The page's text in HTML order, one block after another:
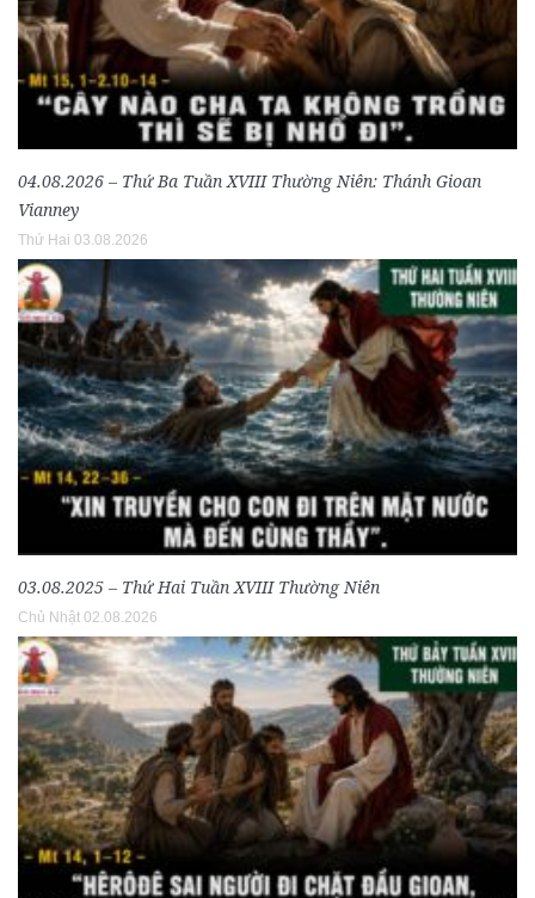
04.08.2026 – Thứ Ba Tuần XVIII Thường Niên: Thánh Gioan
Vianney
Thứ Hai 03.08.2026
03.08.2025 – Thứ Hai Tuần XVIII Thường Niên
Chủ Nhật 02.08.2026